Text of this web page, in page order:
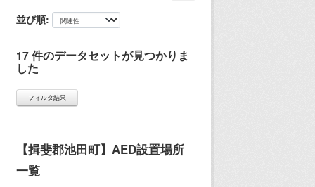
並び順
17 件のデータセットが見つかりま
した
フィルタ結果
【揖斐郡池田町】AED設置場所
一覧